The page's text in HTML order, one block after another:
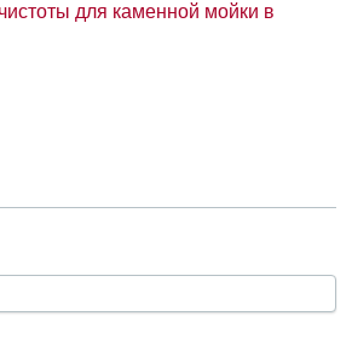
для каменной мойки в